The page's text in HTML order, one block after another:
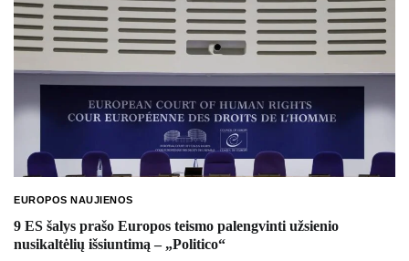
EUROPOS NAUJIENOS
9 ES šalys prašo Europos teismo palengvinti užsienio
nusikaltėlių išsiuntimą – „Politico“